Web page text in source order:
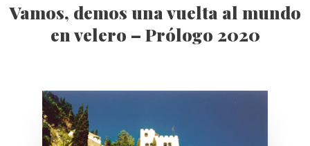
Vamos, demos una vuelta al mundo
en velero – Prólogo 2020